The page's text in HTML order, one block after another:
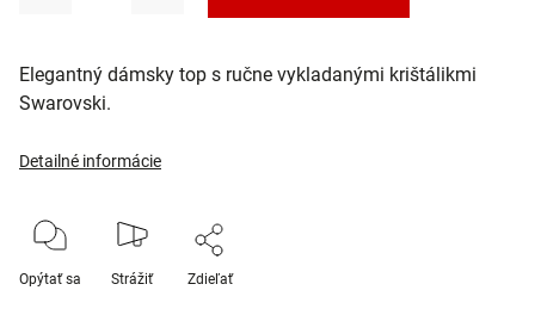
Elegantný dámsky top s ručne vykladanými krištálikmi
Swarovski.
Detailné informácie
Opýtať sa Strážiť Zdieľať